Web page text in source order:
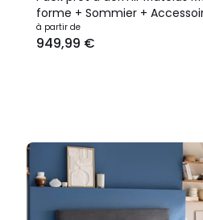
forme + Sommier +
EMPEREUR
à partir de
949,99 €